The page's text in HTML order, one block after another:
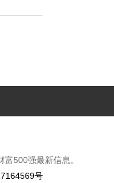
500强最新信息。
号